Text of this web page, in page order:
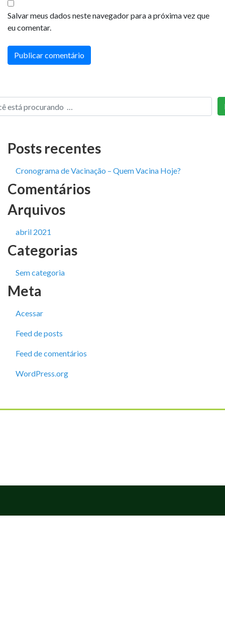
Salvar meus dados neste navegador para a próxima vez que
eu comentar.
Posts recentes
Cronograma de Vacinação – Quem Vacina Hoje?
Comentários
Arquivos
abril 2021
Categorias
Sem categoria
Meta
Acessar
Feed de posts
Feed de comentários
WordPress.org